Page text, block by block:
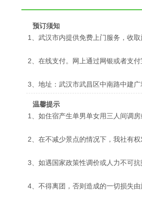
预订须知
1、武汉市内提供免费上门服务，收
2、在线支付。网上通过网银或者支
3、地址：武汉市武昌区中南路中建
温馨提示
1、如住宿产生单男单女用三人间调
2、在不减少景点的情况下，我社有
3、如遇国家政策性调价或人力不可
4、不得离团，否则造成的一切损失